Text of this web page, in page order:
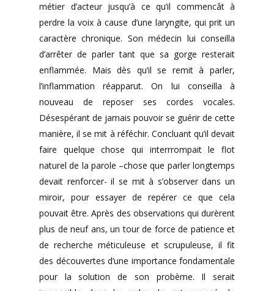
métier d’acteur jusqu’à ce qu’il commencât à
perdre la voix à cause d’une laryngite, qui prit un
caractère chronique. Son médecin lui conseilla
d’arrêter de parler tant que sa gorge resterait
enflammée. Mais dès qu’il se remit à parler,
l’inflammation réapparut. On lui conseilla à
nouveau de reposer ses cordes vocales.
Désespérant de jamais pouvoir se guérir de cette
manière, il se mit à réféchir. Concluant qu’il devait
faire quelque chose qui interrrompait le flot
naturel de la parole –chose que parler longtemps
devait renforcer- il se mit à s’observer dans un
miroir, pour essayer de repérer ce que cela
pouvait être. Après des observations qui durèrent
plus de neuf ans, un tour de force de patience et
de recherche méticuleuse et scrupuleuse, il fit
des découvertes d’une importance fondamentale
pour la solution de son probème. Il serait